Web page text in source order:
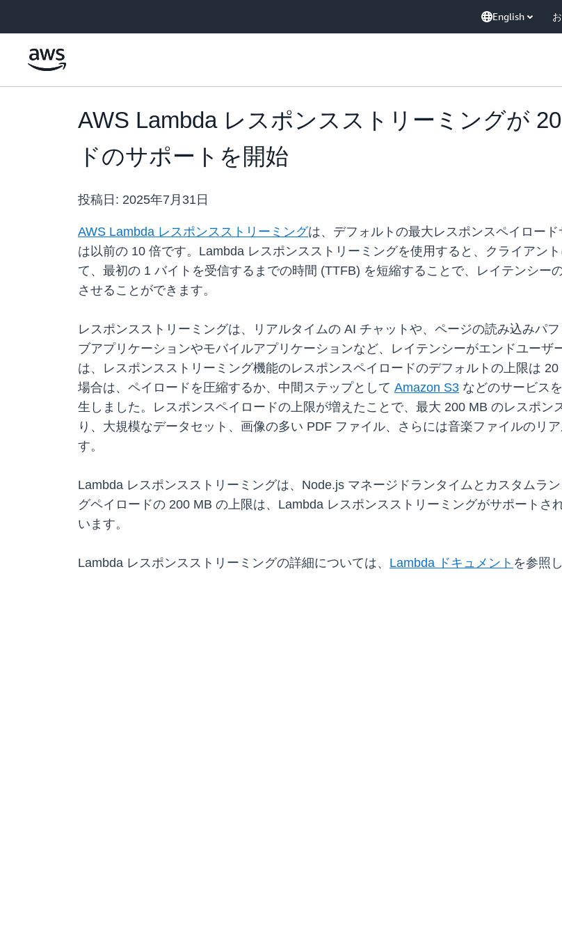
English
AWS Lambda レスポンスストリーミングが
ドのサポートを開始
投稿日: 2025年7月31日
AWS Lambda レスポンスストリーミングは、デフォルトの最大レスポンスペイロー
は以前の 10 倍です。Lambda レスポンスストリーミングを使用すると、クライアン
て、最初の 1 バイトを受信するまでの時間 (TTFB) を短縮することで、レイテンシー
させることができます。
レスポンスストリーミングは、リアルタイムの AI チャットや、ページの読み込みパ
ブアプリケーションやモバイルアプリケーションなど、レイテンシーがエンドユー
は、レスポンスストリーミング機能のレスポンスペイロードのデフォルトの上限は
場合は、ペイロードを圧縮するか、中間ステップとして Amazon S3 などのサービス
生しました。レスポンスペイロードの上限が増えたことで、最大 200 MB のレスポ
り、大規模なデータセット、画像の多い PDF ファイル、さらには音楽ファイルのリ
す。
Lambda レスポンスストリーミングは、Node.js マネージドランタイムとカスタムラ
グペイロードの 200 MB の上限は、Lambda レスポンスストリーミングがサポートさ
います。
Lambda レスポンスストリーミングの詳細については、 Lambda ドキュメント を参照